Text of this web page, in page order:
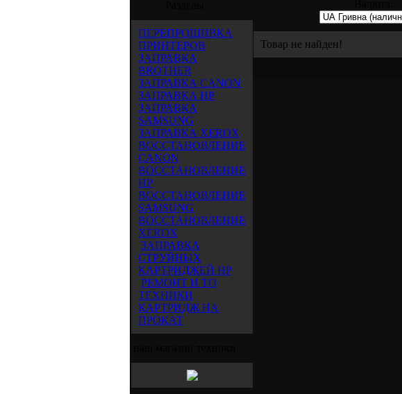
ПЕРЕПРОШИВКА
ПРИНТЕРОВ
ЗАПРАВКА
BROTHER
ЗАПРАВКА CANON
ЗАПРАВКА HP
ЗАПРАВКА
SAMSUNG
ЗАПРАВКА XEROX
ВОССТАНОВЛЕНИЕ
CANON
ВОССТАНОВЛЕНИЕ
HP
ВОССТАНОВЛЕНИЕ
SAMSUNG
ВОССТАНОВЛЕНИЕ
XEROX
ЗАПРАВКА
СТРУЙНЫХ
КАРТРИДЖЕЙ HP
РЕМОНТ И ТО
ТЕХНИКИ
КАРТРИДЖ НА
ПРОКАТ
Товар не найден!